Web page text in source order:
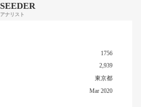
SEEDER
アナリスト
1756
2,939
東京都
Mar 2020